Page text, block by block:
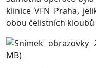
klinice VFN Praha,
obou čelistních